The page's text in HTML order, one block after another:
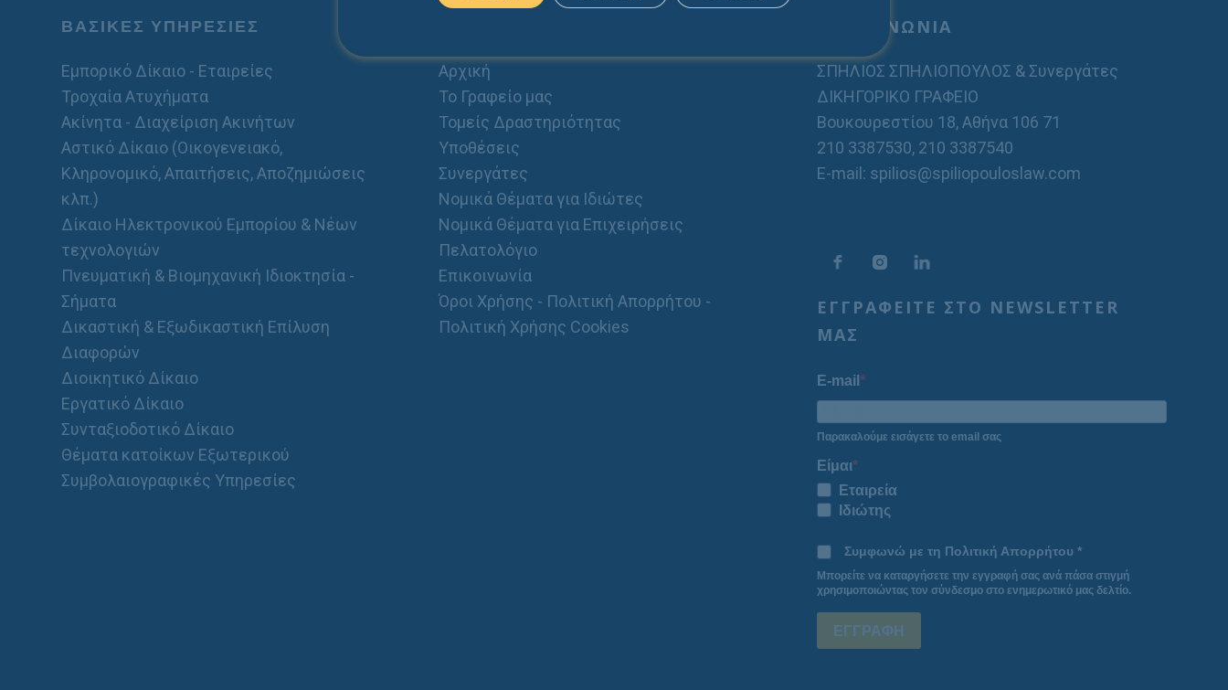
ΒΑΣΙΚΕΣ ΥΠΗΡΕΣΙΕΣ
Εμπορικό Δίκαιο - Εταιρείες
Τροχαία Ατυχήματα
Ακίνητα - Διαχείριση Ακινήτων
Αστικό Δίκαιο (Οικογενειακό,
Κληρονομικό, Απαιτήσεις, Αποζημιώσεις
κλπ.)
Δίκαιο Ηλεκτρονικού Εμπορίου & Νέων
τεχνολογιών
Πνευματική & Βιομηχανική Ιδιοκτησία -
Σήματα
Δικαστική & Εξωδικαστική Επίλυση
Διαφορών
Διοικητικό Δίκαιο
Εργατικό Δίκαιο
Συνταξιοδοτικό Δίκαιο
Θέματα κατοίκων Εξωτερικού
Συμβολαιογραφικές Υπηρεσίες
Αρχική
Το Γραφείο μας
Τομείς Δραστηριότητας
Υποθέσεις
Συνεργάτες
Νομικά Θέματα για Ιδιώτες
Νομικά Θέματα για Επιχειρήσεις
Πελατολόγιο
Επικοινωνία
Όροι Χρήσης - Πολιτική Απορρήτου -
Πολιτική Χρήσης Cookies
ΕΠΙΚΟΙΝΩΝΙΑ
ΣΠΗΛΙΟΣ ΣΠΗΛΙΟΠΟΥΛΟΣ & Συνεργάτες
ΔΙΚΗΓΟΡΙΚΟ ΓΡΑΦΕΙΟ
Βουκουρεστίου 18, Αθήνα 106 71
210 3387530, 210 3387540
E-mail: spilios@spiliopouloslaw.com
ΕΓΓΡΑΦΕΙΤΕ ΣΤΟ NEWSLETTER
ΜΑΣ
E-mail
Παρακαλούμε εισάγετε το email σας
Είμαι
Εταιρεία
Ιδιώτης
Συμφωνώ με τη Πολιτική Απορρήτου *
Μπορείτε να καταργήσετε την εγγραφή σας ανά πάσα στιγμή
χρησιμοποιώντας τον σύνδεσμο στο ενημερωτικό μας δελτίο.
ΕΓΓΡΑΦΗ